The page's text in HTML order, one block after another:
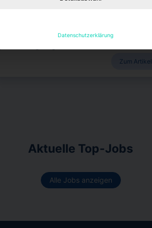
Zum Artikel
Aktuelle Top-Jobs
Alle Jobs anzeigen
Datenschutzerklärung